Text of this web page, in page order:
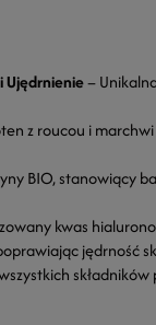
Ujędrnienie–
z roucou i
BIO, stanowiący
kwas
jędrność